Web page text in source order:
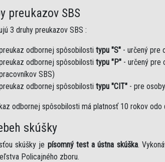
preukazov SBS
3 druhy preukazov SBS :
odbornej spôsobilosti typu "S" - určený pre
odbornej spôsobilosti typu "P" - určený pre
SBS)
odbornej spôsobilosti typu "CIT" - pre
odbornej spôsobilosti má platnosť 10 rokov odo
skúšky
skúšky je písomný test a ústna skúška.
Policajného zboru.